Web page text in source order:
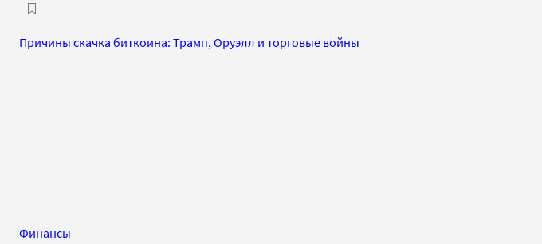
Причины скачка биткоина: Трамп, Оруэлл и торговые войны
Финансы